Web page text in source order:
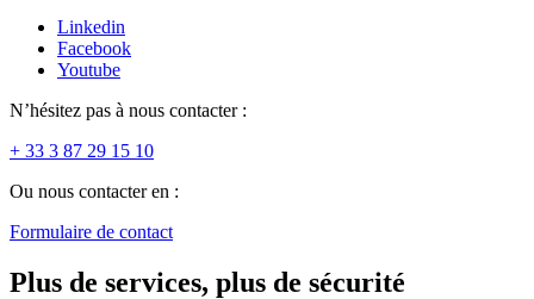
Linkedin
Facebook
Youtube
N’hésitez pas à nous contacter :
+ 33 3 87 29 15 10
Ou nous contacter en :
Formulaire de contact
Plus de services, plus de sécurité